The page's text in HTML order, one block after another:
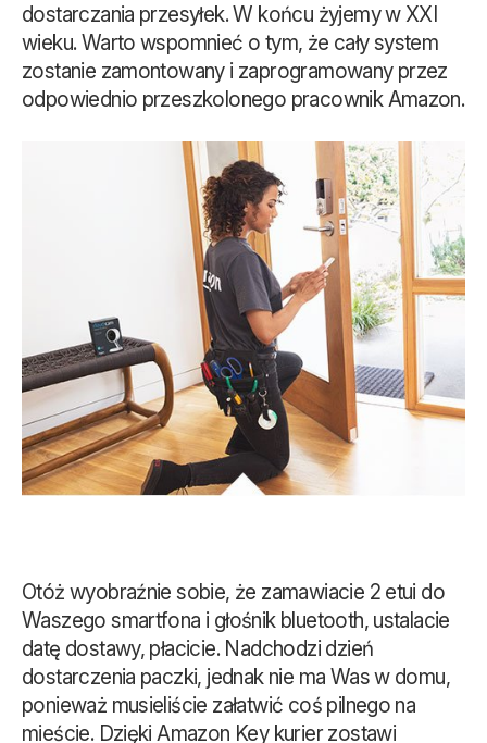
dostarczania przesyłek. W końcu żyjemy w XXI
wieku. Warto wspomnieć o tym, że cały system
zostanie zamontowany i zaprogramowany przez
odpowiednio przeszkolonego pracownik Amazon.
Otóż wyobraźnie sobie, że zamawiacie 2 etui do
Waszego smartfona i głośnik bluetooth, ustalacie
datę dostawy, płacicie. Nadchodzi dzień
dostarczenia paczki, jednak nie ma Was w domu,
ponieważ musieliście załatwić coś pilnego na
mieście. Dzięki Amazon Key kurier zostawi